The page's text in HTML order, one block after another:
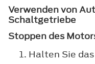
Verwenden von
Schaltgetriebe
Stoppen des
Halten Sie